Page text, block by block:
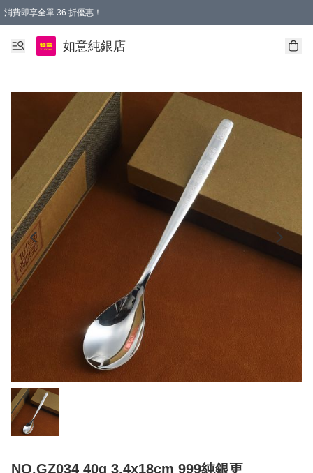
消費即享全單 36 折優惠！
購物满$50，全國包郵。Free shopping on orders over $50.
如意純銀店
NO.GZ034 40g 3.4x18cm 999純銀更